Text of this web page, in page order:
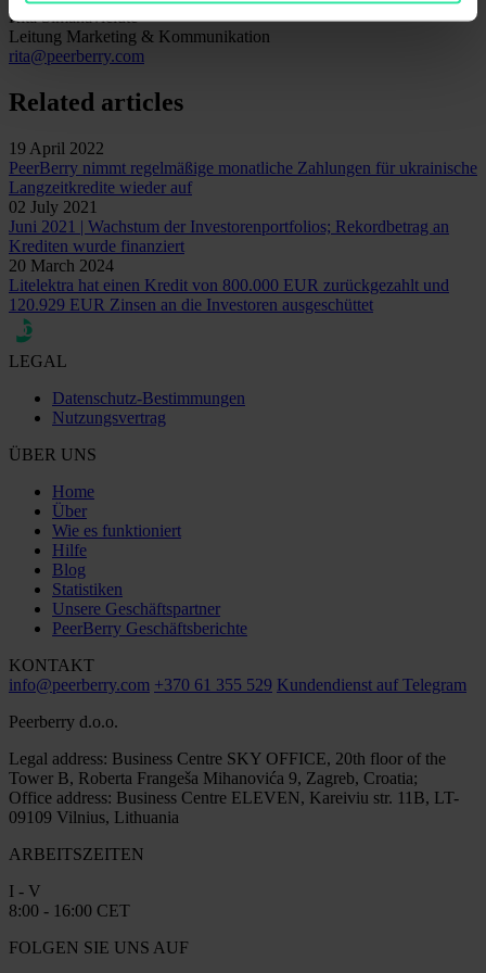
Rita Simanavičiūtė
Leitung Marketing & Kommunikation
rita@peerberry.com
Related articles
19 April 2022
PeerBerry nimmt regelmäßige monatliche Zahlungen für ukrainische
Langzeitkredite wieder auf
02 July 2021
Juni 2021 | Wachstum der Investorenportfolios; Rekordbetrag an
Krediten wurde finanziert
20 March 2024
Litelektra hat einen Kredit von 800.000 EUR zurückgezahlt und
120.929 EUR Zinsen an die Investoren ausgeschüttet
LEGAL
Datenschutz-Bestimmungen
Nutzungsvertrag
ÜBER UNS
Home
Über
Wie es funktioniert
Hilfe
Blog
Statistiken
Unsere Geschäftspartner
PeerBerry Geschäftsberichte
KONTAKT
info@peerberry.com +370 61 355 529 Kundendienst auf Telegram
Peerberry d.o.o.
Legal address: Business Centre SKY OFFICE, 20th floor of the
Tower B, Roberta Frangeša Mihanovića 9, Zagreb, Croatia;
Office address: Business Centre ELEVEN, Kareiviu str. 11B, LT-
09109 Vilnius, Lithuania
ARBEITSZEITEN
I - V
8:00 - 16:00 CET
FOLGEN SIE UNS AUF